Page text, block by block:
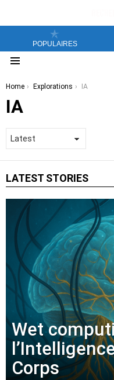
POPULAIRES
You are here:
Home Explorations IA
IA
LATEST STORIES
Wet
Corps